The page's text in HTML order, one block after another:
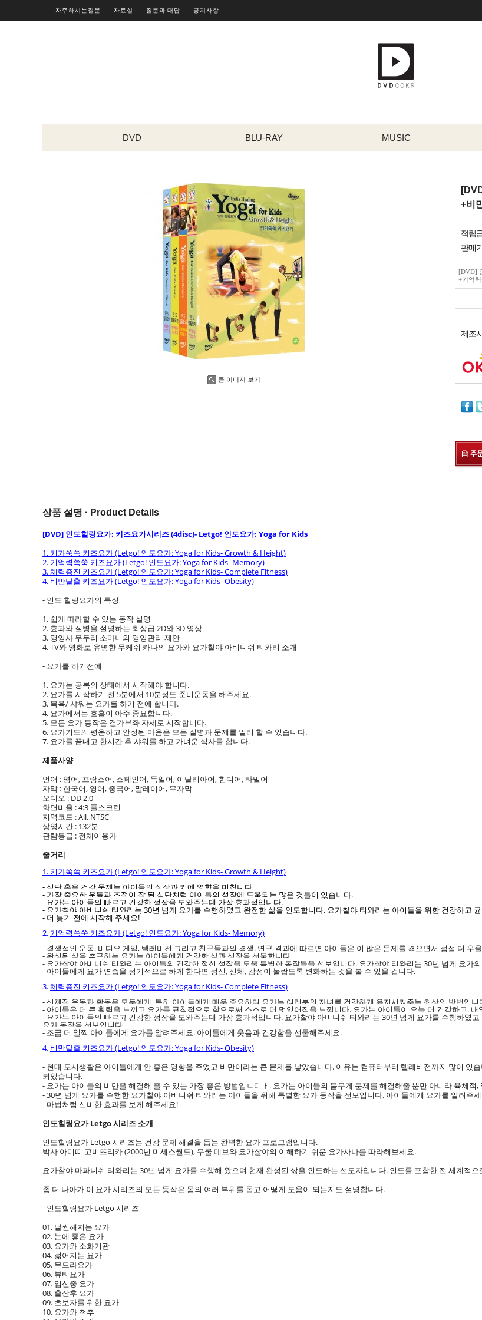
자주하시는질문 자료실 질문과 대답 공지사항
DVD BLU-RAY MUSIC
큰 이미지 보기
+비
적립
판매
[DVD]
+기억
제조
상품 설명 · Product Details
[DVD] 인도힐링요가: 키즈요가시리즈 (4disc)- Letgo! 인도요가: Yoga for Kids
1. 키가쑥쑥 키즈요가 (Letgo! 인도요가: Yoga for Kids- Growth & Height)
2. 기억력쑥쑥 키즈요가 (Letgo! 인도요가: Yoga for Kids- Memory)
3. 체력증진 키즈요가 (Letgo! 인도요가: Yoga for Kids- Complete Fitness)
4. 비만탈출 키즈요가 (Letgo! 인도요가: Yoga for Kids- Obesity)
- 인도 힐링요가의 특징
1. 쉽게 따라할 수 있는 동작 설명
2. 효과와 질병을 설명하는 최상급 2D와 3D 영상
3. 영양사 무두리 소마니의 영양관리 제안
4. TV와 영화로 유명한 무케쉬 카나의 요가와 요가찰야 아비니쉬 티와리 소개
- 요가를 하기전에
1. 요가는 공복의 상태에서 시작해야 합니다.
2. 요가를 시작하기 전 5분에서 10분정도 준비운동을 해주세요.
3. 목욕/ 샤워는 요가를 하기 전에 합니다.
4. 요가에서는 호흡이 아주 중요합니다.
5. 모든 요가 동작은 결가부좌 자세로 시작합니다.
6. 요가기도의 평온하고 안정된 마음은 모든 질병과 문제를 멀리 할 수 있습니다.
7. 요가를 끝내고 한시간 후 샤워를 하고 가벼운 식사를 합니다.
제품사양
언어 : 영어, 프랑스어, 스페인어, 독일어, 이탈리아어, 힌디어, 타밀어
자막 : 한국어, 영어, 중국어, 말레이어, 무자막
오디오 : DD 2.0
화면비율 : 4:3 풀스크린
지역코드 : All. NTSC
상영시간 : 132분
관람등급 : 전체이용가
줄거리
1. 키가쑥쑥 키즈요가 (Letgo! 인도요가: Yoga for Kids- Growth & Height)
- 식단 혹은 건강 문제는 아이들의 성장과 키에 영향을 미칩니다.
- 가장 중요한 운동과 조절이 잘 된 식단처럼 아이들의 성장에 도움되는 많은 것들이 있습니다.
- 요가는 아이들의 빠르고 건강한 성장을 도와주는데 가장 효과적입니다.
- 요가찰야 아비니쉬 티와리는 30년 넘게 요가를 수행하였고 완전한 삶을 인도합니다. 요가찰야 티와리는 아이들을 위한 건강하고
- 더 늦기 전에 시작해 주세요!
2. 기억력쑥쑥 키즈요가 (Letgo! 인도요가: Yoga for Kids- Memory)
- 경쟁적인 운동, 비디오 게임, 텔레비전 그리고 친구들과의 경쟁. 연구 결과에 따르면 아이들은 이 많은 문제를 겪으면서 점점 더
- 완성된 삶을 추구하는 요가는 아이들에게 건강한 삶과 성장을 선물합니다.
- 요가찰야 아비니쉬 티와리는 아이들의 건강한 정신 성장을 도울 특별한 동작들을 선보입니다. 요가찰야 티와리는 30년 넘게 요가
- 아이들에게 요가 연습을 정기적으로 하게 한다면 정신, 신체, 감정이 놀랍도록 변화하는 것을 볼 수 있을 겁니다.
3.체력증진 키즈요가 (Letgo! 인도요가: Yoga for Kids- Complete Fitness)
- 신체적 운동과 활동은 모두에게, 특히 아이들에게 매우 중요하며 요가는 여러분의 자녀를 건강하게 유지시켜주는 최상의 방법입니
- 아이들은 더 큰 활력을 느끼고 요가를 규칙적으로 함으로써 스스로 더 멋있어짐을 느낍니다. 요가는 아이들이 오늘 더 건강하고,
- 요가는 아이들의 빠르고 건강한 성장을 도와주는데 가장 효과적입니다. 요가찰야 아비니쉬 티와리는 30년 넘게 요가를 수행하였
요가 동작을 선보입니다.
- 조금 더 일찍 아이들에게 요가를 알려주세요. 아이들에게 웃음과 건강함을 선물해주세요.
4. 비만탈출 키즈요가 (Letgo! 인도요가: Yoga for Kids- Obesity)
- 현대 도시생활은 아이들에게 안 좋은 영향을 주었고 비만이라는 큰 문제를 낳았습니다. 이유는 컴퓨터부터 텔레비전까지 많이 있
되었습니다.
- 요가는 아이들의 비만을 해결해 줄 수 있는 가장 좋은 방법입ㄴ디ㅏ. 요가는 아이들의 몸무게 문제를 해결해줄 뿐만 아니라 육체적
- 30년 넘게 요가를 수행한 요가찰야 아비니쉬 티와리는 아이들을 위해 특별한 요가 동작을 선보입니다. 아이들에게 요가를 알려주
- 마법처럼 신비한 효과를 보게 해주세요!
인도힐링요가 Letgo 시리즈 소개
인도힐링요가 Letgo 시리즈는 건강 문제 해결을 돕는 완벽한 요가 프로그램입니다.
박사 아디띠 고비뜨리카 (2000년 미세스월드), 무쿨 데브와 요가찰야의 이해하기 쉬운 요가사나를 따라해보세요.
요가찰야 마파니쉬 티와리는 30년 넘게 요가를 수행해 왔으며 현재 완성된 삶을 인도하는 선도자입니다. 인도를 포함한 전 세계적
좀 더 나아가 이 요가 시리즈의 모든 동작은 몸의 여러 부위를 돕고 어떻게 도움이 되는지도 설명합니다.
- 인도힐링요가 Letgo 시리즈
01. 날씬해지는 요가
02. 눈에 좋은 요가
03. 요가와 소화기관
04. 젊어지는 요가
05. 무드라요가
06. 뷰티요가
07. 임신중 요가
08. 출산후 요가
09. 초보자를 위한 요가
10. 요가와 척추